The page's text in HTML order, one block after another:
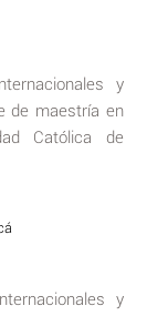
y
de maestría en
Católica de
y